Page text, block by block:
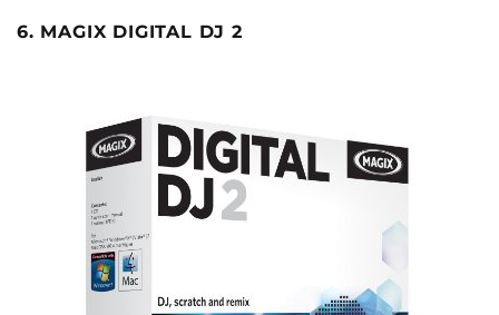
6. MAGIX DIGITAL DJ 2